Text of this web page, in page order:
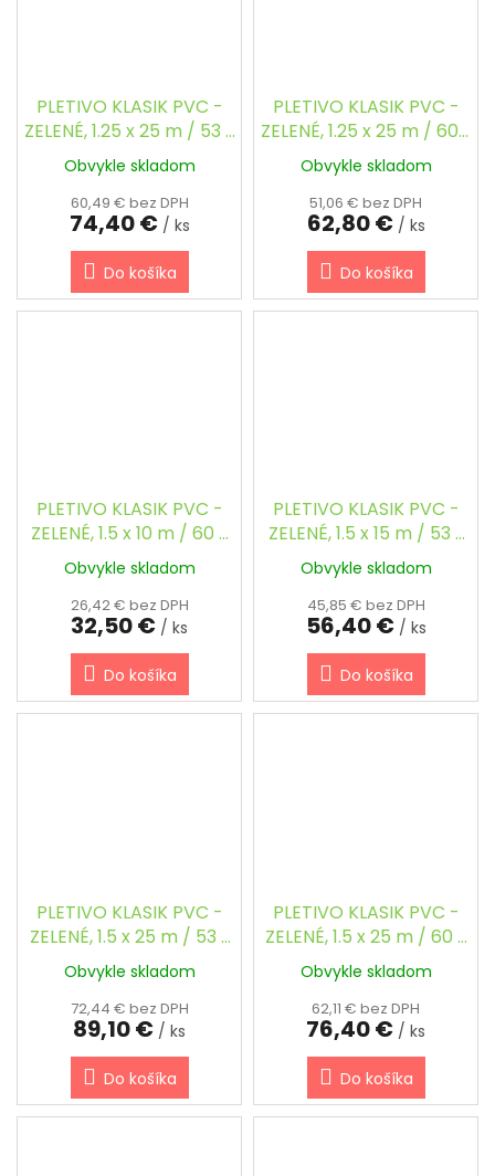
PLETIVO KLASIK PVC -
ZELENÉ, 1.25 x 25 m / 53 x
53 / 2.5 mm
Obvykle skladom
60,49 € bez DPH
74,40 € / ks
Do košíka
PLETIVO KLASIK PVC -
ZELENÉ, 1.25 x 25 m / 60 x
60 / 2.5 mm
Obvykle skladom
51,06 € bez DPH
62,80 € / ks
Do košíka
PLETIVO KLASIK PVC -
ZELENÉ, 1.5 x 10 m / 60 x
60 / 2.5 mm
Obvykle skladom
26,42 € bez DPH
32,50 € / ks
Do košíka
PLETIVO KLASIK PVC -
ZELENÉ, 1.5 x 15 m / 53 x
53 / 2.5 mm
Obvykle skladom
45,85 € bez DPH
56,40 € / ks
Do košíka
PLETIVO KLASIK PVC -
ZELENÉ, 1.5 x 25 m / 53 x
53 / 2.5 mm
Obvykle skladom
72,44 € bez DPH
89,10 € / ks
Do košíka
PLETIVO KLASIK PVC -
ZELENÉ, 1.5 x 25 m / 60 x
60 / 2.5 mm
Obvykle skladom
62,11 € bez DPH
76,40 € / ks
Do košíka